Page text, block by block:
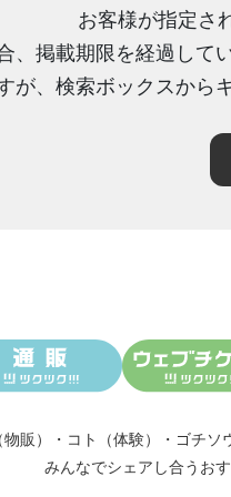
お客様が指定さ
、掲載期限を経過して
が、検索ボックスから
販） ・ コト（体験） ・ ゴチソ
みんなでシェアし合う お